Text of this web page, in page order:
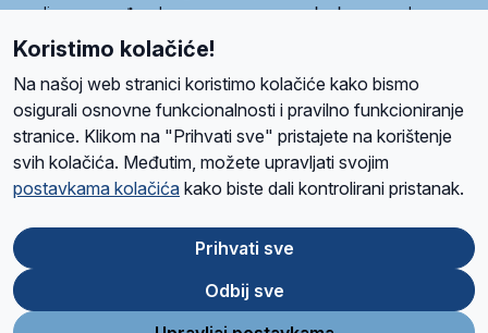
zemljama, a međusobna su povezane preko krovne udruge
pod nazivom Svjetska obitelj Radio Marije (World Family of
Radio Maria). Svjetsku obitelj utemeljilo je sedam članica, među
kojima je i hrvatska Udruga Radio Marija.
O namaRadio ProgramVolonteriPrijateljiKontaktPravila privatnosti
Ova stranica je zaštićena Google reCAPTCHA sustavom
Store
Google
Play
Koristimo kolačiće!
Na našoj web stranici koristimo kolačiće kako bismo
osigurali osnovne funkcionalnosti i pravilno funkcioniranje
stranice. Klikom na "Prihvati sve" pristajete na korištenje
svih kolačića. Međutim, možete upravljati svojim
postavkama kolačića kako biste dali kontrolirani pristanak.
Prihvati sve
Odbij sve